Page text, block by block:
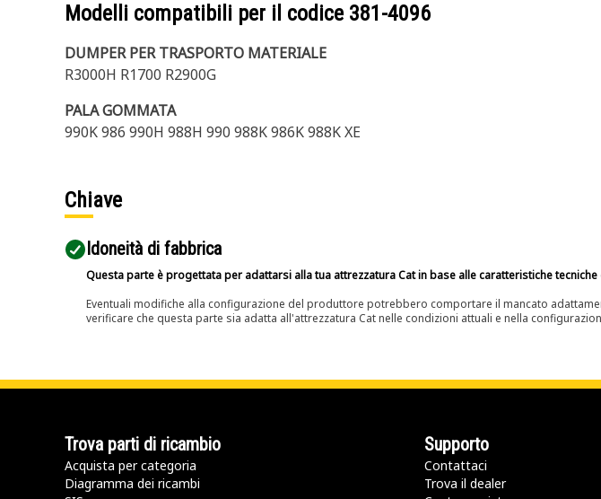
Modelli compatibili per il codice 381-4096
DUMPER PER TRASPORTO MATERIALE
R3000H R1700 R2900G
PALA GOMMATA
990K 986 990H 988H 990 988K 986K 988K XE
Chiave
Idoneità di fabbrica
Questa parte è progettata per adattarsi alla tua attrezzatura Cat in base alle caratteristiche
Eventuali modifiche alla configurazione del produttore potrebbero comportare il mancato
verificare che questa parte sia adatta all'attrezzatura Cat nelle condizioni attuali e nella
Trova parti di ricambio
Acquista per categoria
Diagramma dei ricambi
Supporto
Contattaci
Trova il dealer